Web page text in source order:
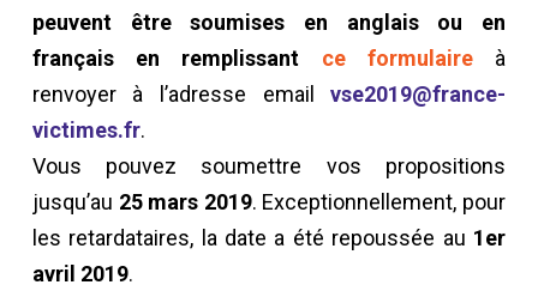
peuvent être soumises en anglais ou en
français en remplissant ce formulaireà
renvoyer à l’adresse emailvse2019@france-
victimes.fr.
Vous pouvez soumettre vos propositions
jusqu’au 25 mars 2019. Exceptionnellement, pour
les retardataires, la date a été repoussée au 1er
avril 2019.